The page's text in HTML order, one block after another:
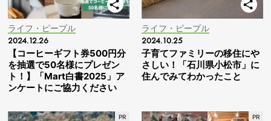
ライフ・ピープル
2024.12.26
【コーヒーギフト券500円分
を抽選で50名様にプレゼン
ト！】「Mart白書2025」ア
ンケートにご協力ください
ライフ・ピープル
2024.10.25
子育てファミリーの移住にや
さしい！「石川県小松市」に
住んでみてわかったこと